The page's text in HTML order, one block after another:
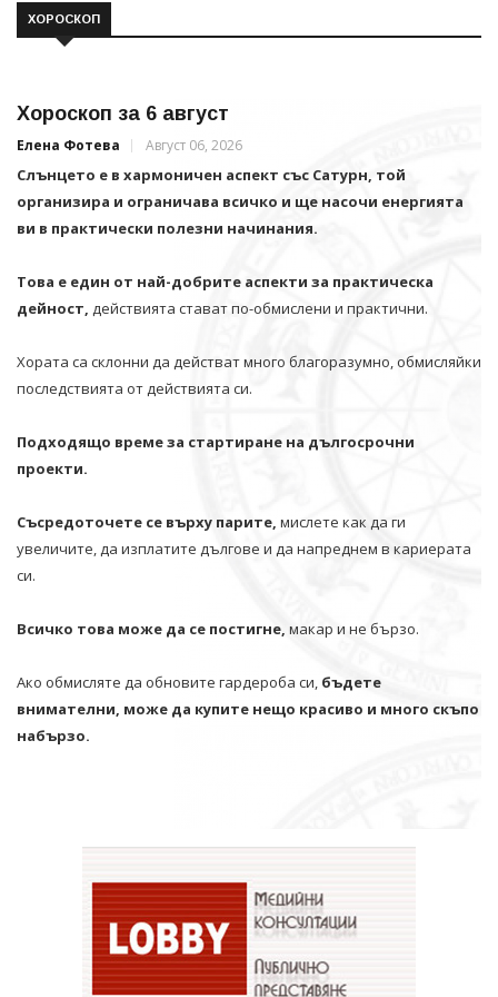
ХОРОСКОП
Хороскоп за 6 август
Елена Фотева Август 06, 2026
Слънцето е в хармоничен аспект със Сатурн, той
организира и ограничава всичко и щe насочи енергията
ви в практически полезни начинания.
Това е един от най-добрите аспекти за практическа
дейност, действията стават по-обмислени и практични.
Хората са склонни да действат много благоразумно, обмисляйки
последствията от действията си.
Подходящо време за стартиране на дългосрочни
проекти.
Съсредоточете се върху парите, мислете как да ги
увеличите, да изплатите дългове и да напреднем в кариерата
си.
Всичко това може да се постигне, макар и не бързо.
Ако обмисляте да обновите гардероба си, бъдете
внимателни, може да купите нещо красиво и много скъпо
набързо.